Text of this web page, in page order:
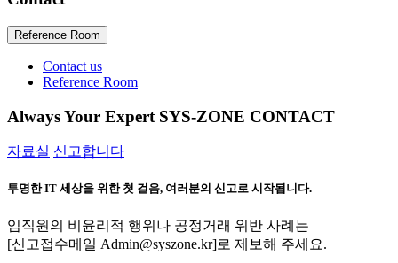
Reference Room
Contact us
Reference Room
Always Your Expert SYS-ZONE CONTACT
자료실 신고합니다
투명한 IT 세상을 위한 첫 걸음, 여러분의 신고로 시작됩니다.
임직원의 비윤리적 행위나 공정거래 위반 사례는
[신고접수메일 Admin@syszone.kr]로 제보해 주세요.